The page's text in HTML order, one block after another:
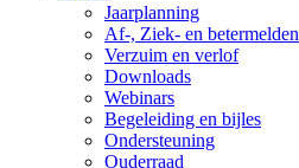
Jaarplanning
Af-, Ziek- en betermelden
Verzuim en verlof
Downloads
Webinars
Begeleiding en bijles
Ondersteuning
Ouderraad